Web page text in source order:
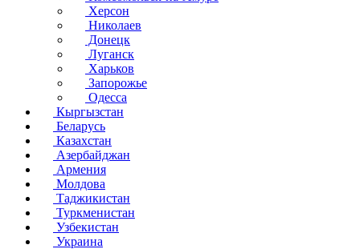
Херсон
Николаев
Донецк
Луганск
Харьков
Запорожье
Одесса
Кыргызстан
Беларусь
Казахстан
Азербайджан
Армения
Молдова
Таджикистан
Туркменистан
Узбекистан
Украина